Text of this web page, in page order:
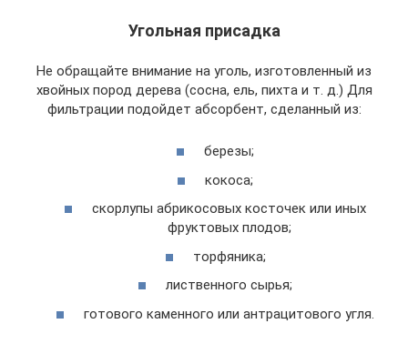
Угольная присадка
Не обращайте внимание на уголь, изготовленный из
хвойных пород дерева (сосна, ель, пихта и т. д.) Для
фильтрации подойдет абсорбент, сделанный из:
березы;
кокоса;
скорлупы абрикосовых косточек или иных
фруктовых плодов;
торфяника;
лиственного сырья;
готового каменного или антрацитового угля.